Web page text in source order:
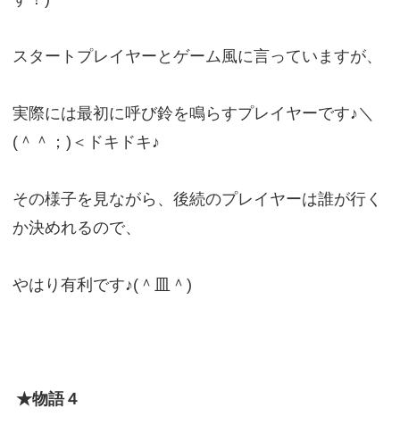
スタートプレイヤーとゲーム風に言っていますが、
実際には最初に呼び鈴を鳴らすプレイヤーです♪＼
(＾＾；)＜ドキドキ♪
その様子を見ながら、後続のプレイヤーは誰が行く
か決めれるので、
やはり有利です♪(＾皿＾)
★物語４